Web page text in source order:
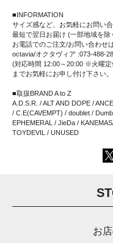
■INFORMATION
サイズ感など、お気軽にお問い合
最短で翌日お届け (一部地域を除
お電話でのご注文/お問い合わせ
octavia/オクタヴィア :073-488-
(対応時間 12:00～20:00 ※火曜定
までお気軽にお申し付け下さい。
■取扱BRAND A to Z
A.D.S.R. / ALT AND DOPE /
/ C.E(CAVEMPT) / doublet /
EPHEMERAL / JieDa /
TOYDEVIL / UNUSED
お